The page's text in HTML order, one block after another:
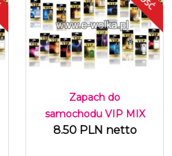
Zapach do
samochodu VIP MIX
8.50 PLN netto